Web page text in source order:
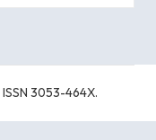
3053-464X.